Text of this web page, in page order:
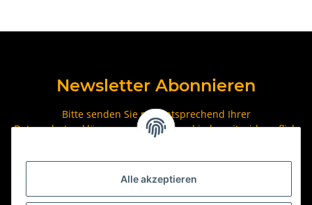
Alle akzeptieren
Newsletter Abonnieren
Bitte senden Sie mir entsprechend Ihrer
Datenschutzerklärungregelmäßig und jederzeit widerruflich
Newsletter Abonnieren